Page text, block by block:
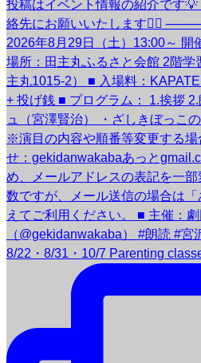
8/22・8/31・10/7 Parenting